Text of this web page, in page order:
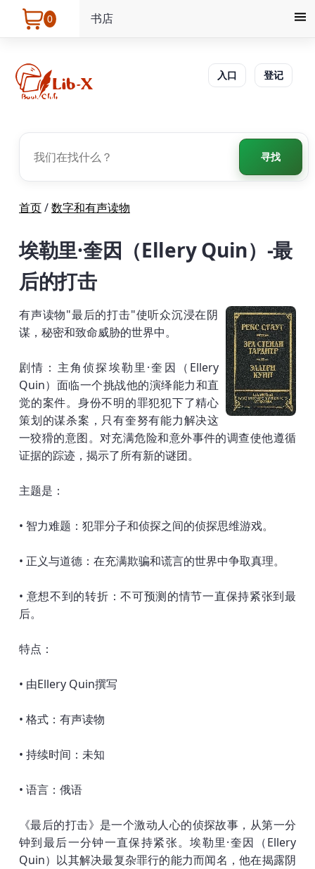
0 书店
入口 登记
寻找
首页/数字和有声读物
埃勒里·奎因（Ellery Quin）-最
后的打击
有声读物"最后的打击"使听众沉浸在阴
谋，秘密和致命威胁的世界中。
剧情：主角侦探埃勒里·奎因（Ellery
Quin）面临一个挑战他的演绎能力和直
觉的案件。身份不明的罪犯犯下了精心
策划的谋杀案，只有奎努有能力解决这
一狡猾的意图。对充满危险和意外事件的调查使他遵循
证据的踪迹，揭示了所有新的谜团。
主题是：
• 智力难题：犯罪分子和侦探之间的侦探思维游戏。
• 正义与道德：在充满欺骗和谎言的世界中争取真理。
• 意想不到的转折：不可预测的情节一直保持紧张到最
后。
特点：
• 由Ellery Quin撰写
• 格式：有声读物
• 持续时间：未知
• 语言：俄语
《最后的打击》是一个激动人心的侦探故事，从第一分
钟到最后一分钟一直保持紧张。埃勒里·奎因（Ellery
Quin）以其解决最复杂罪行的能力而闻名，他在揭露阴